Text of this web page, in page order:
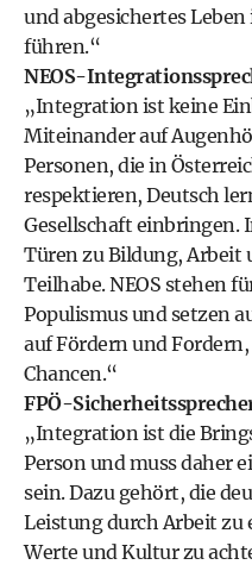
und abge­sichertes
führen.“
NEOS-
„Integration ist keine
Miteinander auf
Personen, die in
respektieren, Deutsch
Gesellschaft einbringen.
Türen zu Bildung, Arbeit
Teilhabe. NEOS stehen
Populismus und setzen
auf Fördern und
Chancen.“
FPÖ-
„Integration ist die
Person und muss daher
sein. Dazu gehört, die
Leistung durch Arbeit zu
Werte und Kultur zu